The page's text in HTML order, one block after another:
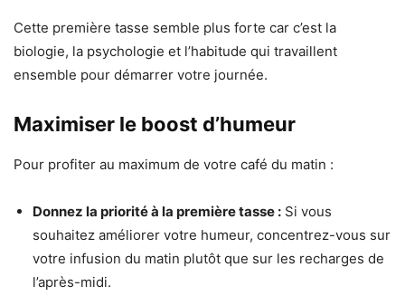
Cette première tasse semble plus forte car c’est la
biologie, la psychologie et l’habitude qui travaillent
ensemble pour démarrer votre journée.
Maximiser le boost d’humeur
Pour profiter au maximum de votre café du matin :
Donnez la priorité à la première tasse : Si vous
souhaitez améliorer votre humeur, concentrez-vous sur
votre infusion du matin plutôt que sur les recharges de
l’après-midi.